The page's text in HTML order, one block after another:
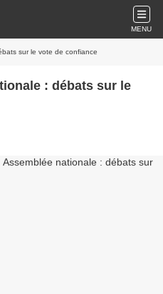
MENU
sur le vote de confiance
: débats sur le